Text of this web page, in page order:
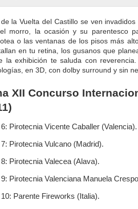
la Vuelta del Castillo se ven invadidos
morro, la ocasión y su parentesco
o las ventanas de los pisos más
en tu retina, los gusanos que
la exhibición te saluda con
en 3D, con dolby surround y sin
XII Concurso
Pirotecnia Vicente Caballer (Valencia).
Pirotecnia Vulcano (Madrid).
Pirotecnia Valecea (Alava).
Pirotecnia Valenciana Manuela
Parente Fireworks (Italia).